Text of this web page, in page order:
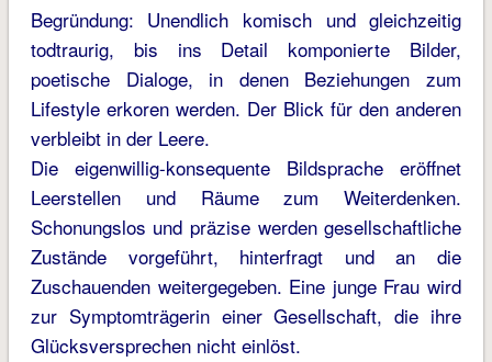
Begründung: Unendlich komisch und gleichzeitig
todtraurig, bis ins Detail komponierte Bilder,
poetische Dialoge, in denen Beziehungen zum
Lifestyle erkoren werden. Der Blick für den anderen
verbleibt in der Leere.
Die eigenwillig-konsequente Bildsprache eröffnet
Leerstellen und Räume zum Weiterdenken.
Schonungslos und präzise werden gesellschaftliche
Zustände vorgeführt, hinterfragt und an die
Zuschauenden weitergegeben. Eine junge Frau wird
zur Symptomträgerin einer Gesellschaft, die ihre
Glücksversprechen nicht einlöst.